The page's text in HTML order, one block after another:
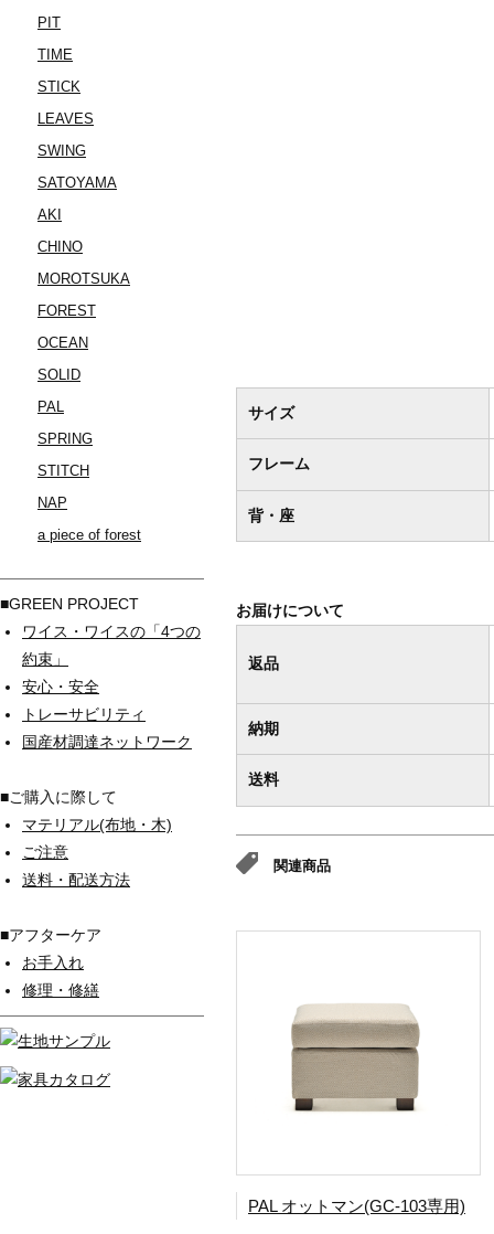
サイズ
フレーム
背・座
お届けについて
返品
納期
送料
関連商品
PAL オットマン(GC-103専用)
PIT
TIME
STICK
LEAVES
SWING
SATOYAMA
AKI
CHINO
MOROTSUKA
FOREST
OCEAN
SOLID
PAL
SPRING
STITCH
NAP
a piece of forest
■GREEN PROJECT
ワイス・ワイスの「4つの
約束」
安心・安全
トレーサビリティ
国産材調達ネットワーク
■ご購入に際して
マテリアル(布地・木)
ご注意
送料・配送方法
■アフターケア
お手入れ
修理・修繕